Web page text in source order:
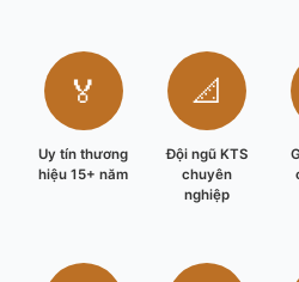
🏅
Uy tín thương
hiệu 15+ năm
📐
Đội ngũ KTS
chuyên
nghiệp